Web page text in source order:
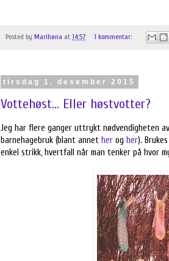
Posted by Marihøna at 14:57 1 kommentar:
tirsdag 1. desember 2015
Vottehøst... Eller høstvotter?
Jeg har flere ganger uttrykt nødvendigheten
barnehagebruk (blant annet her og her).
enkel strikk, hvertfall når man tenker på hvor